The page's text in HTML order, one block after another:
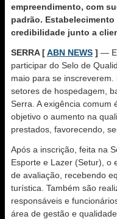
empreendimento, com
padrão.
credibilidade junto a
SERRA [ABN NEWS ] —
participar do Selo de
maio para se
setores de hospedagem,
Serra. A exigência comum
objetivo o aumento na
prestados, favorecendo,
Após a inscrição, feita na
Esporte e Lazer (Setur), o
de avaliação, recebendo
turística. Também são
responsáveis e
área de gestão e